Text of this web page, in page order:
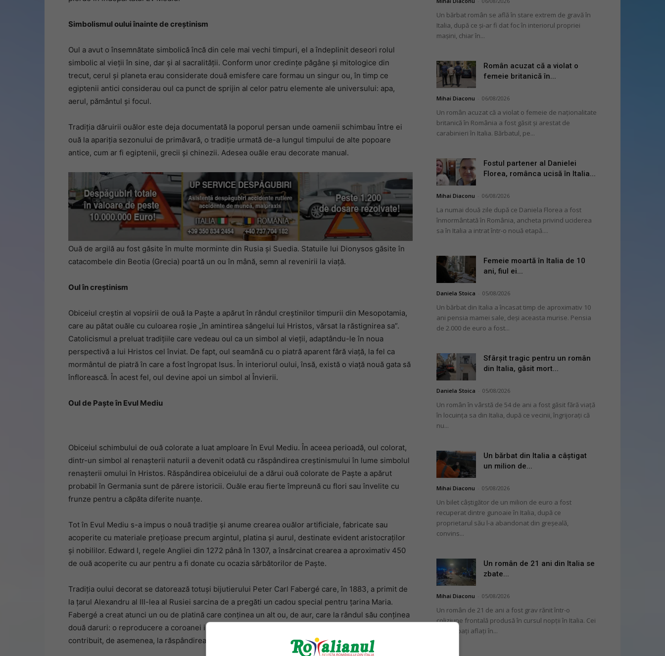
Italia
Simbolismul oului înainte de creștinism
Oul a avut o însemnătate simbolică încă din cele mai vechi timpuri, el a îndeplinit deseori rolul
simbolic al vieții în sine, dar și al sacralității. Conform unor credințe păgâne și mitologice din
trecut, cerul și planeta erau considerate două emisfere care formau un singur ou, în timp ce
egiptenii antici considerau oul ca punct de sprijin al celor patru elemente ale universului: apa,
aerul, pământul și focul.
Tradiția dăruirii ouălor este deja documentată la poporul persan unde oamenii schimbau între ei
ouă la apariția sezonului de primăvară, o tradiție urmată de-a lungul timpului de alte popoare
antice, cum ar fi egiptenii, grecii și chinezii. Adesea ouăle erau decorate manual.
Ouă de argilă au fost găsite în multe morminte din Rusia și Suedia. Statuile lui Dionysos găsite în
catacombele din Beotia (Grecia) poartă un ou în mână, semn al revenirii la viață.
Oul în creștinism
Obiceiul creștin al vopsirii de ouă la Paște a apărut în rândul creștinilor timpurii din Mesopotamia,
care au pătat ouăle cu culoarea roșie „în amintirea sângelui lui Hristos, vărsat la răstignirea sa”.
Catolicismul a preluat tradițiile care vedeau oul ca un simbol al vieții, adaptându-le în noua
perspectivă a lui Hristos cel înviat. De fapt, oul seamănă cu o piatră aparent fără viață, la fel ca
mormântul de piatră în care a fost îngropat Isus. În interiorul oului, însă, există o viață nouă gata să
înflorească. În acest fel, oul devine apoi un simbol al Învierii.
Oul de Paște în Evul Mediu
Obiceiul schimbului de ouă colorate a luat amploare în Evul Mediu. În aceea perioadă, oul colorat,
dintr-un simbol al renașterii naturii a devenit odată cu răspândirea creștinismului în lume simbolul
renașterii omului în Hristos. Răspândirea obiceiului de a dărui ouă colorate de Paște a apărut
probabil în Germania sunt de părere istoricii. Ouăle erau fierte împreună cu flori sau învelite cu
frunze pentru a căpăta diferite nuanțe.
Tot în Evul Mediu s-a impus o nouă tradiție și anume crearea ouălor artificiale, fabricate sau
acoperite cu materiale prețioase precum argintul, platina și aurul, destinate evident aristocraților
și nobililor. Edward I, regele Angliei din 1272 până în 1307, a însărcinat crearea a aproximativ 450
de ouă acoperite cu aur pentru a fi donate cu ocazia sărbătorilor de Paște.
Tradiția oului decorat se datorează totuși bijutierului Peter Carl Fabergé care, în 1883, a primit de
la țarul Alexandru al III-lea al Rusiei sarcina de a pregăti un cadou special pentru țarina Maria.
Fabergé a creat atunci un ou de platină care conținea un alt ou, de aur, care la rândul său conținea
două daruri: o reproducere a coroanei imperiale și un puișor de aur. Faima primului ou Fabergé a
contribuit, de asemenea, la răspândirea tradiției cadoului din interiorul oului.
Un bărbat român se află în stare extrem de gravă în
Italia, după ce și-ar fi dat foc în interiorul propriei
mașini, chiar în...
Român acuzat că a violat o
femeie britanică în...
Mihai Diaconu 06/08/2026
Un român acuzat că a violat o femeie de naționalitate
britanică în România a fost găsit și arestat de
carabinieri în Italia. Bărbatul, pe...
Fostul partener al Danielei
Florea, românca ucisă în Italia...
Mihai Diaconu 06/08/2026
La numai două zile după ce Daniela Florea a fost
înmormântată în România, ancheta privind uciderea
sa în Italia a intrat într-o nouă etapă....
Femeie moartă în Italia de 10
ani, fiul ei...
Daniela Stoica 05/08/2026
Un bărbat din Italia a încasat timp de aproximativ 10
ani pensia mamei sale, deși aceasta murise. Pensia
de 2.000 de euro a fost...
Sfârșit tragic pentru un român
din Italia, găsit mort...
Daniela Stoica 05/08/2026
Un român în vârstă de 54 de ani a fost găsit fără viață
în locuința sa din Italia, după ce vecinii, îngrijorați că
nu...
Un bărbat din Italia a câștigat
un milion de...
Mihai Diaconu 05/08/2026
Un bilet câștigător de un milion de euro a fost
recuperat dintre gunoaie în Italia, după ce
proprietarul său l-a abandonat din greșeală,
convins...
Un român de 21 ani din Italia se
zbate...
Mihai Diaconu 05/08/2026
Un român de 21 de ani a fost grav rănit într-o
coliziune frontală produsă în cursul nopții în Italia. Cei
doi bărbați aflați în...